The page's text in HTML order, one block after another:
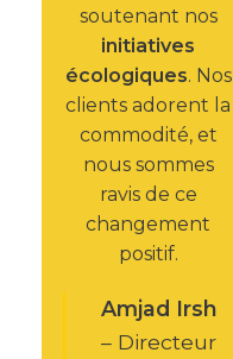
soutenant nos
initiatives
écologiques. Nos
clients adorent la
commodité, et
nous sommes
ravis de ce
changement
positif.
Amjad Irsh
– Directeur